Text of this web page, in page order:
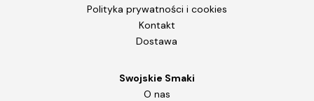
Polityka prywatności i cookies
Kontakt
Dostawa
Swojskie Smaki
O nas